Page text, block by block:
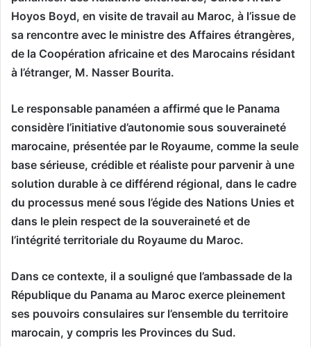
Hoyos Boyd, en visite de travail au Maroc, à l’issue de
sa rencontre avec le ministre des Affaires étrangères,
de la Coopération africaine et des Marocains résidant
à l’étranger, M. Nasser Bourita.
Le responsable panaméen a affirmé que le Panama
considère l’initiative d’autonomie sous souveraineté
marocaine, présentée par le Royaume, comme la seule
base sérieuse, crédible et réaliste pour parvenir à une
solution durable à ce différend régional, dans le cadre
du processus mené sous l’égide des Nations Unies et
dans le plein respect de la souveraineté et de
l’intégrité territoriale du Royaume du Maroc.
Dans ce contexte, il a souligné que l’ambassade de la
République du Panama au Maroc exerce pleinement
ses pouvoirs consulaires sur l’ensemble du territoire
marocain, y compris les Provinces du Sud.